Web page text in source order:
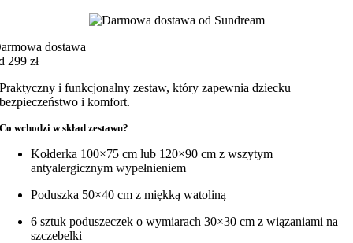
dostawa
299 zł
Praktyczny i funkcjonalny zestaw, który zapewnia dziecku
bezpieczeństwo i komfort.
Co wchodzi w skład zestawu?
Kołderka 100×75 cm lub 120×90 cm z wszytym
antyalergicznym wypełnieniem
Poduszka 50×40 cm z miękką watoliną
6 sztuk poduszeczek o wymiarach 30×30 cm z wiązaniami na
szczebelki